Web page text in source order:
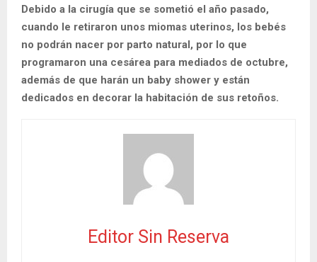
Debido a la cirugía que se sometió el año pasado,
cuando le retiraron unos miomas uterinos, los bebés
no podrán nacer por parto natural, por lo que
programaron una cesárea para mediados de octubre,
además de que harán un baby shower y están
dedicados en decorar la habitación de sus retoños.
Editor Sin Reserva